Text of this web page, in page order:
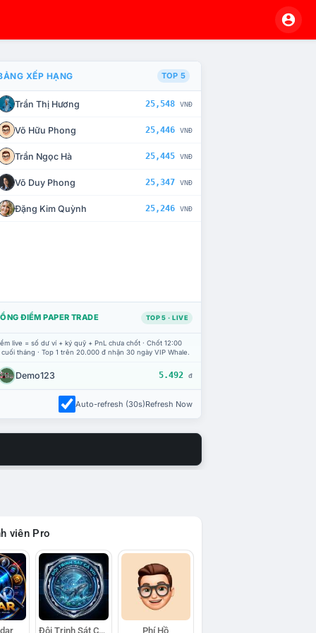
CHẾ TÀI XỬ LÝ VI PHẠM
XẾP HẠNG TOP 5
Trần Thị Hương 25,548 VNĐ
Võ Hữu Phong 25,446 VNĐ
Trần Ngọc Hà 25,445 VNĐ
Võ Duy Phong 25,347 VNĐ
Đặng Kim Quỳnh 25,246 VNĐ
ĐIỂM PAPER TRADE TOP 5 · LIVE
live = số dư ví + ký quỹ + PnL chưa chốt · Chốt 12:00
tháng · Top 1 trên 20.000 đ nhận 30 ngày VIP Whale.
Demo123 5.492 đ
Auto-refresh (30s)Refresh Now
viên Pro
Đội Trinh Sát Cá Voi Phí Hồ